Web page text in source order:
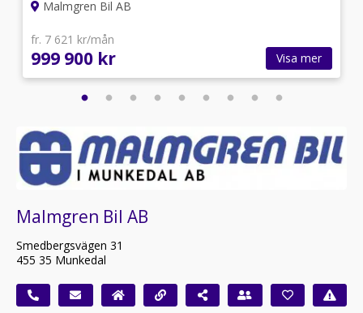
Malmgren Bil AB
fr. 7 621 kr/mån
999 900 kr Visa mer
Malmgren Bil AB
Smedbergsvägen 31
455 35 Munkedal